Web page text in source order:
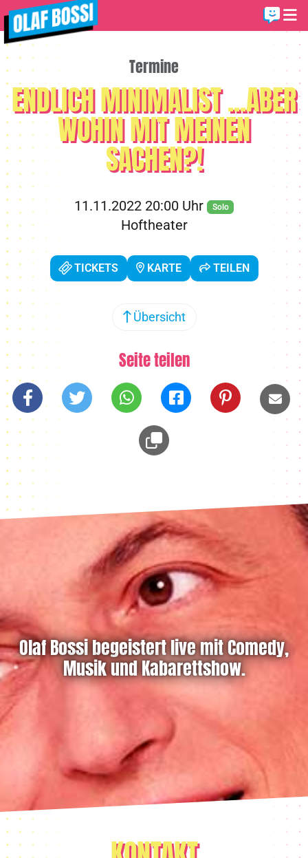
Termine
ENDLICH MINIMALIST ...ABER
WOHIN MIT MEINEN
SACHEN?!
11.11.2022 20:00 Uhr Solo
Hoftheater
TICKETS KARTE TEILEN
Übersicht
Seite teilen
Olaf Bossi begeistert live mit Comedy,
Musik und Kabarettshow.